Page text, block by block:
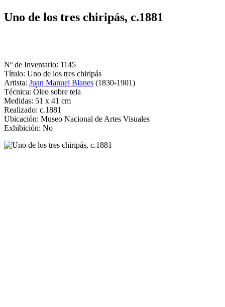
Uno de los tres chiripás, c.1881
Nº de Inventario: 1145
Título: Uno de los tres chiripás
Artista: Juan Manuel Blanes (1830-1901)
Técnica: Óleo sobre tela
Medidas: 51 x 41 cm
Realizado: c.1881
Ubicación: Museo Nacional de Artes Visuales
Exhibición: No